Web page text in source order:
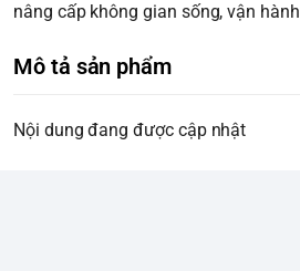
nâng cấp không gian sống, vận
Mô tả sản phẩm
Nội dung đang được cập nhật